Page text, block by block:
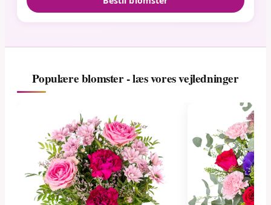
Populære blomster - læs vores vejledninger